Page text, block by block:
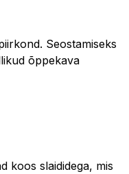
Seostamiseks
õppekava
koos slaididega, mis